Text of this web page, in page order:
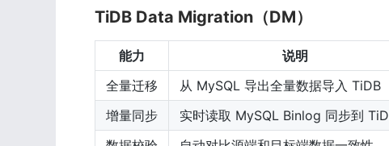
TiDB Data Migration（DM）
能力
说明
全量迁移
从 MySQL 导出全量数据导入 TiDB
增量同步
实时读取 MySQL Binlog 同步到